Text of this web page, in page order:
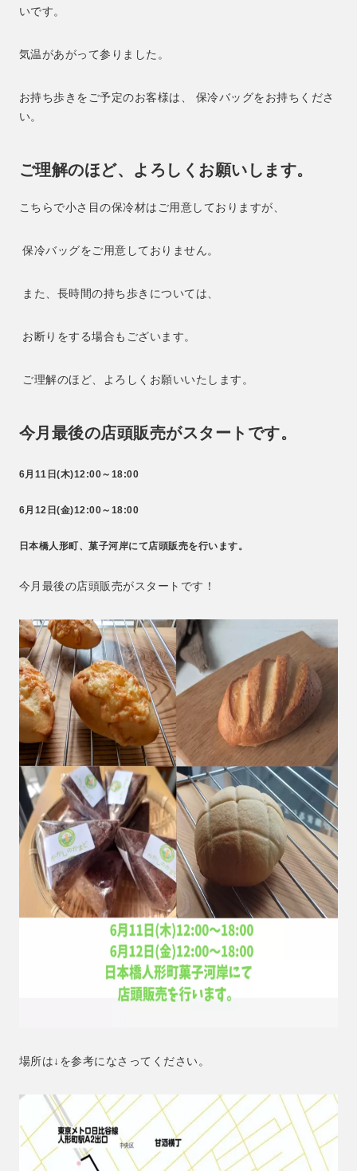
いです。
気温があがって参りました。
お持ち歩きをご予定のお客様は、 保冷バッグをお持ちくださ
い。
ご理解のほど、よろしくお願いします。
こちらで小さ目の保冷材はご用意しておりますが、
保冷バッグをご用意しておりません。
また、長時間の持ち歩きについては、
お断りをする場合もございます。
ご理解のほど、よろしくお願いいたします。
今月最後の店頭販売がスタートです。
6月11日(木)12:00～18:00
6月12日(金)12:00～18:00
日本橋人形町、菓子河岸にて店頭販売を行います。
今月最後の店頭販売がスタートです！
場所は↓を参考になさってください。